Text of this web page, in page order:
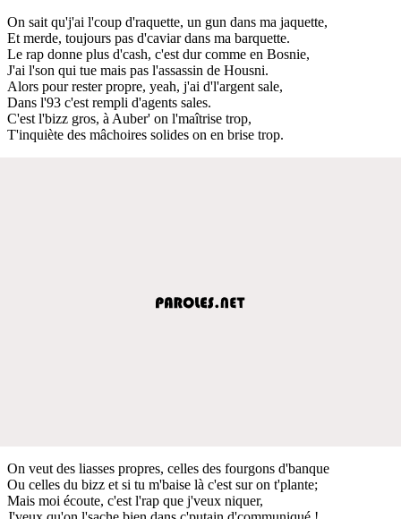
On sait qu'j'ai l'coup d'raquette, un gun dans ma jaquette,
Et merde, toujours pas d'caviar dans ma barquette.
Le rap donne plus d'cash, c'est dur comme en Bosnie,
J'ai l'son qui tue mais pas l'assassin de Housni.
Alors pour rester propre, yeah, j'ai d'l'argent sale,
Dans l'93 c'est rempli d'agents sales.
C'est l'bizz gros, à Auber' on l'maîtrise trop,
T'inquiète des mâchoires solides on en brise trop.
On veut des liasses propres, celles des fourgons d'banque
Ou celles du bizz et si tu m'baise là c'est sur on t'plante;
Mais moi écoute, c'est l'rap que j'veux niquer,